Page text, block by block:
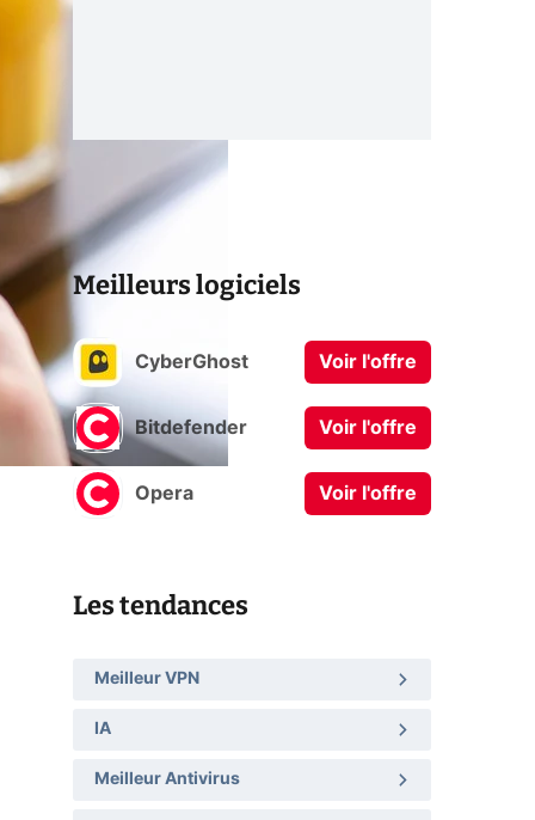
Meilleurs logiciels
CyberGhost Voir l'offre
Bitdefender Voir l'offre
Opera Voir l'offre
Les tendances
Meilleur VPN
IA
Meilleur Antivirus